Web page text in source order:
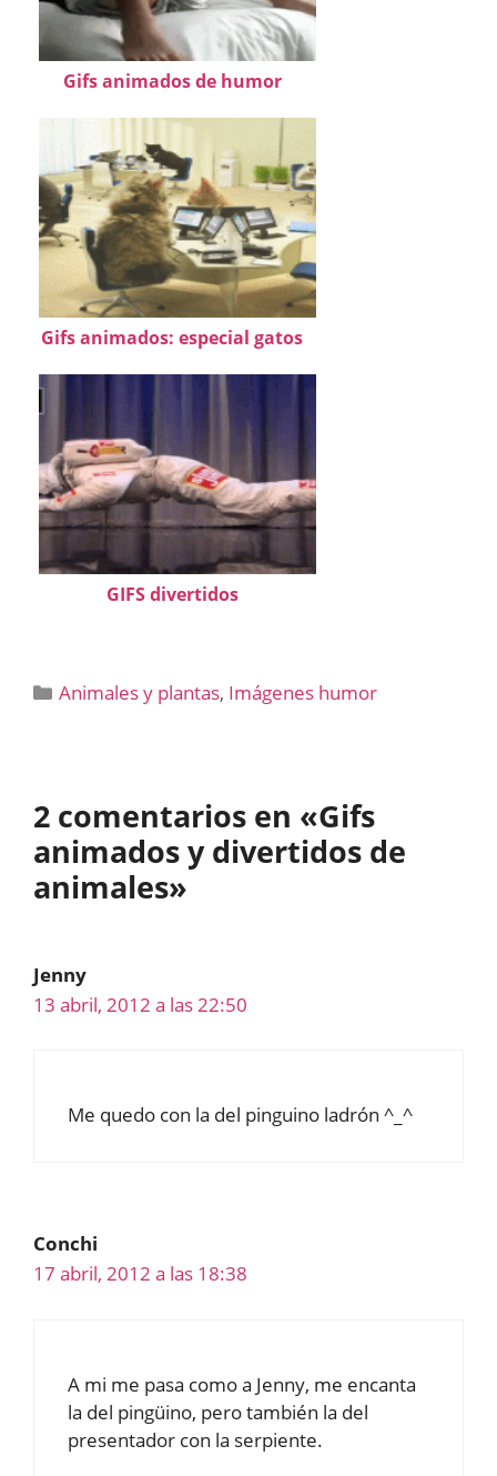
Gifs animados de humor
Gifs animados: especial gatos
GIFS divertidos
Categorías
Animales y plantas, Imágenes humor
2 comentarios en «Gifs
animados y divertidos de
animales»
Jenny
13 abril, 2012 a las 22:50
Me quedo con la del pinguino ladrón ^_^
Conchi
17 abril, 2012 a las 18:38
A mi me pasa como a Jenny, me encanta
la del pingüino, pero también la del
presentador con la serpiente.